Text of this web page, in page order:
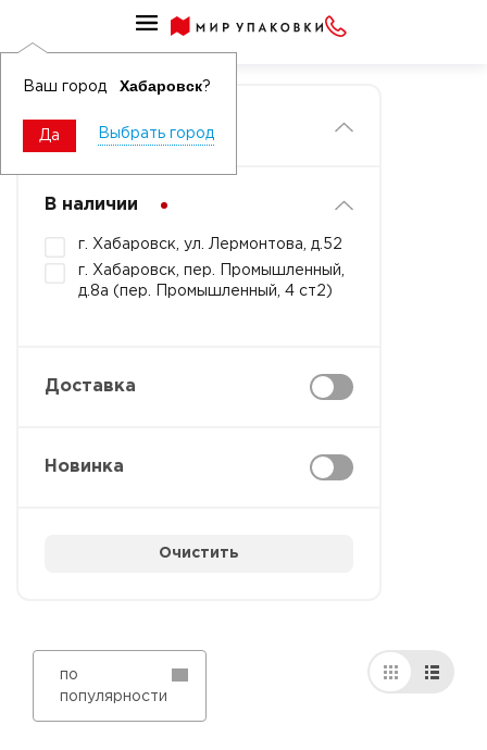
Ваш город Хабаровск?
Да Выбрать город
Главная
Фильтры
В наличии
г. Хабаровск, ул. Лермонтова, д.52
г. Хабаровск, пер. Промышленный,
д.8а (пер. Промышленный, 4 ст2)
Доставка
Новинка
Очистить
по
популярности